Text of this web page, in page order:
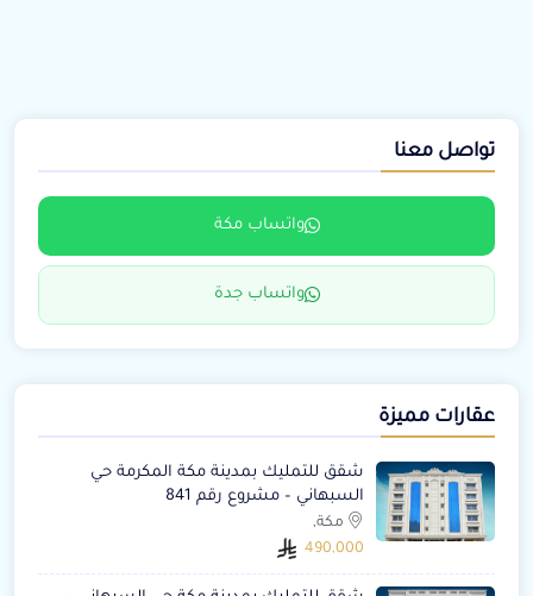
تواصل معنا
واتساب مكة
واتساب جدة
عقارات مميزة
شقق للتمليك بمدينة مكة المكرمة حي
السبهاني – مشروع رقم 841
مكة,
490,000